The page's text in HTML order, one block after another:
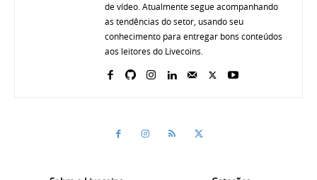
de vídeo. Atualmente segue acompanhando
as tendências do setor, usando seu
conhecimento para entregar bons conteúdos
aos leitores do Livecoins.